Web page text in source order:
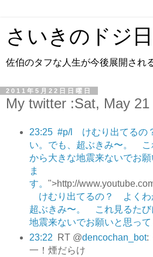
さいきのドジ
佐伯のタフな人生が今後展開され
2011年5月22日日曜日
My twitter :Sat, May 21
23:25 #p/l けむり出てるの
い。でも、超ぶきみ〜。 こ
から大きな地震来ないでお
ま
す。 ">http://
けむり出てるの？ よくわ
超ぶきみ〜。 これ見るたび
地震来ないでお願いと思って
23:22
RT @dencochan_bot:
一！煙だらけ